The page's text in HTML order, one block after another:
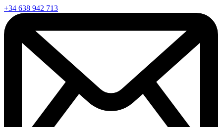
+34 638 942 713